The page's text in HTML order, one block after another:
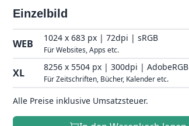
Einzelbild
WEB 1024 x 683 px | 72dpi | sRGB
Für Websites, Apps etc.
XL 8256 x 5504 px | 300dpi | AdobeRGB
Für Zeitschriften, Bücher, Kalender etc.
Alle Preise inklusive Umsatzsteuer.